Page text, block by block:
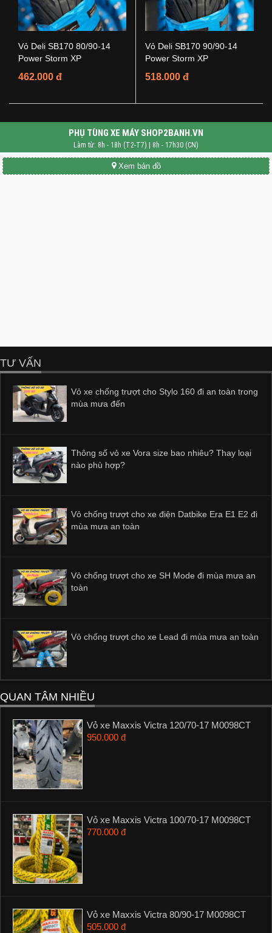
Vỏ Deli SB170 80/90-14
Power Storm XP
462.000 đ
Vỏ Deli SB170 90/90-14
Power Storm XP
518.000 đ
PHỤ TÙNG XE MÁY SHOP2BANH.VN
Làm từ: 8h - 18h (T2-T7) | 8h - 17h30 (CN)
Xem bản đồ
TƯ VẤN
Vỏ xe chống trượt cho Stylo 160 đi an toàn trong
mùa mưa đến
Thông số vỏ xe Vora size bao nhiêu? Thay loại
nào phù hợp?
Vỏ chống trượt cho xe điện Datbike Era E1 E2 đi
mùa mưa an toàn
Vỏ chống trượt cho xe SH Mode đi mùa mưa an
toàn
Vỏ chống trượt cho xe Lead đi mùa mưa an toàn
QUAN TÂM NHIỀU
Vỏ xe Maxxis Victra 120/70-17 M0098CT
950.000 đ
Vỏ xe Maxxis Victra 100/70-17 M0098CT
770.000 đ
Vỏ xe Maxxis Victra 80/90-17 M0098CT
505.000 đ